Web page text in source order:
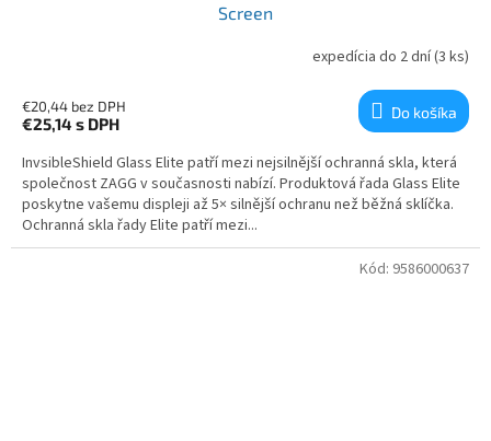
Screen
expedícia do 2 dní(3 ks)
€20,44 bez DPH
€25,14 s DPH
Do košíka
InvsibleShield Glass Elite patří mezi nejsilnější ochranná skla, která
společnost ZAGG v současnosti nabízí. Produktová řada Glass Elite
poskytne vašemu displeji až 5× silnější ochranu než běžná sklíčka.
Ochranná skla řady Elite patří mezi...
Kód: 9586000637